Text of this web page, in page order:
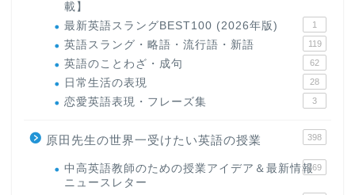
載】
最新英語スラングBEST100 (2026年版) 1
英語スラング・略語・流行語・新語 119
英語のことわざ・成句 62
日常生活の表現 28
恋愛英語表現・フレーズ集 3
原田先生の世界一受けたい英語の授業 398
中高英語教師のための授業アイデア＆最新情報
ニュースレター
169